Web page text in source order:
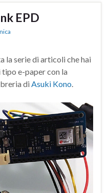
EPD
la serie di articoli che hai
e-paper con la
di Asuki Kono.